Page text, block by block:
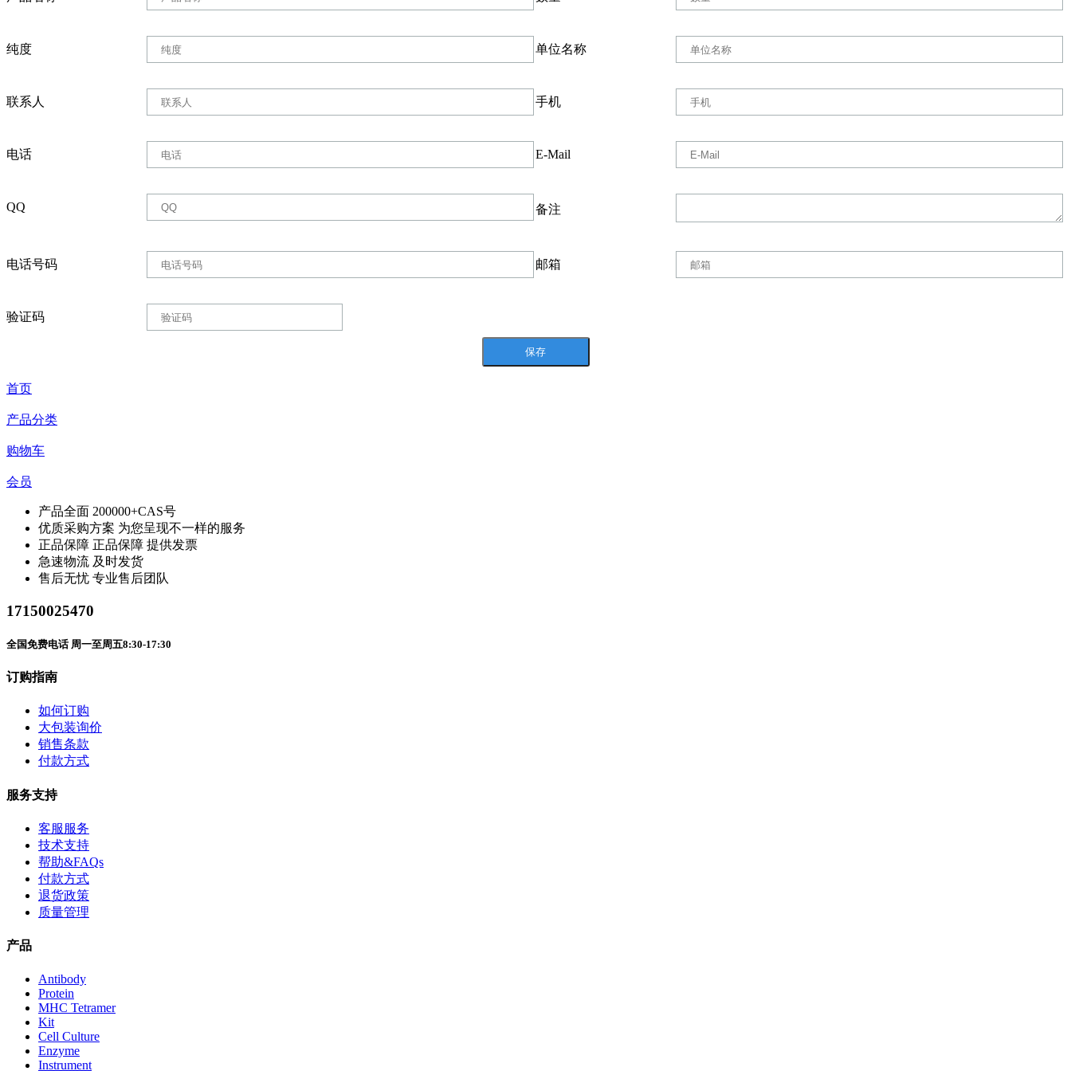
纯度 单位名称
联系人 手机
电话 E-Mail
QQ 备注
电话号码 邮箱
验证码
首页
产品分类
购物车
会员
产品全面 200000+CAS号
优质采购方案 为您呈现不一样的服务
正品保障 正品保障 提供发票
急速物流 及时发货
售后无忧 专业售后团队
17150025470
全国免费电话 周一至周五8:30-17:30
订购指南
如何订购
大包装询价
销售条款
付款方式
服务支持
客服服务
技术支持
帮助&FAQs
付款方式
退货政策
质量管理
产品
Antibody
Protein
MHC Tetramer
Kit
Cell Culture
Enzyme
Instrument